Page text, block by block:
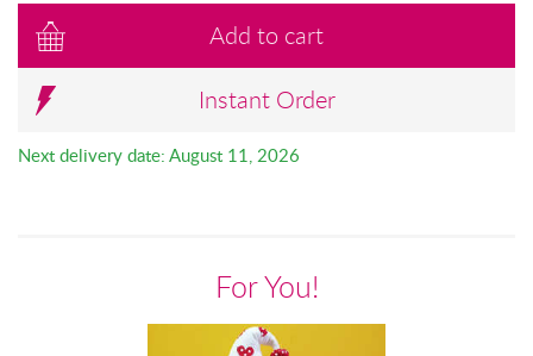
Add to cart
Instant Order
Next delivery date: August 11, 2026
For You!